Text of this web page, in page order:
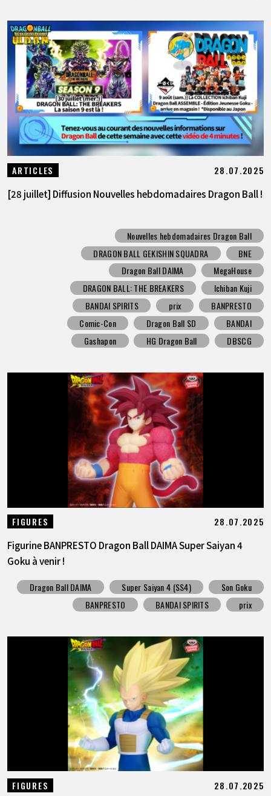
ARTICLES 28.07.2025
[28 juillet] Diffusion Nouvelles hebdomadaires Dragon Ball !
Nouvelles hebdomadaires Dragon Ball
DRAGON BALL GEKISHIN SQUADRA
BNE
Dragon Ball DAIMA
MegaHouse
DRAGON BALL: THE BREAKERS
Ichiban Kuji
BANDAI SPIRITS
prix
BANPRESTO
Comic-Con
Dragon Ball SD
BANDAI
Gashapon
HG Dragon Ball DBSCG
FIGURES 28.07.2025
Figurine BANPRESTO Dragon Ball DAIMA Super Saiyan 4
Goku à venir !
Dragon Ball DAIMA Super Saiyan 4 (SS4)
Son Goku
BANPRESTO
BANDAI SPIRITS prix
FIGURES 28.07.2025